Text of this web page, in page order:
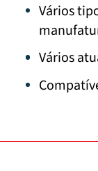
Vários
Vários